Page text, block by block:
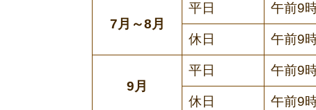
7月～8月
平日 午前9
休日 午前9
9月
平日 午前9
休日 午前9